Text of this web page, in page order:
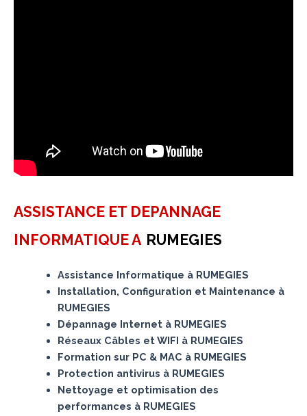
ASSISTANCE ET DEPANNAGE
INFORMATIQUE A RUMEGIES
Assistance Informatique à RUMEGIES
Installation, Configuration et Maintenance à
RUMEGIES
Dépannage Internet à RUMEGIES
Réseaux Câbles et WIFI à RUMEGIES
Formation sur PC & MAC à RUMEGIES
Protection antivirus à RUMEGIES
Nettoyage et optimisation des
performances à RUMEGIES